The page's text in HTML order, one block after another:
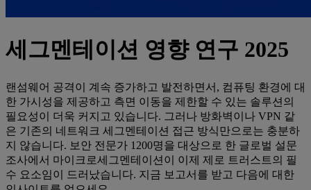
세그멘테이션 영향 연구 2025
랜섬웨어 공격이 계속 증가하고 발전하면서, 컴퓨팅 환경에 대
한 가시성을 제공하고 측면 이동을 제한할 수 있는 솔루션의
필요성이 더욱 커지고 있습니다. 그러나 방화벽이나 VPN 같
은 기존의 네트워크 세그멘테이션 접근 방식만으로는 충분하
지 않습니다. 보안 전문가 1200명을 대상으로 한 글로벌 설문
조사에서 마이크로세그멘테이션이 이제 제로 트러스트의 필
수 요소임이 드러났습니다. 지금 보고서를 받고 다음에 대한